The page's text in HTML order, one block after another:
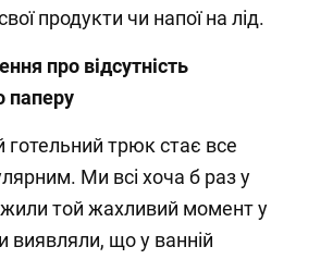
продукти чи напої на лід.
про відсутність
паперу
готельний трюк стає все
Ми всі хоча б раз у
той жахливий момент у
виявляли, що у ванній